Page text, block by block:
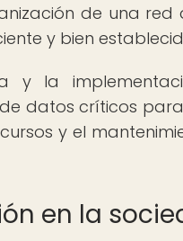
de una red
y bien
y la
datos críticos
y el
en la